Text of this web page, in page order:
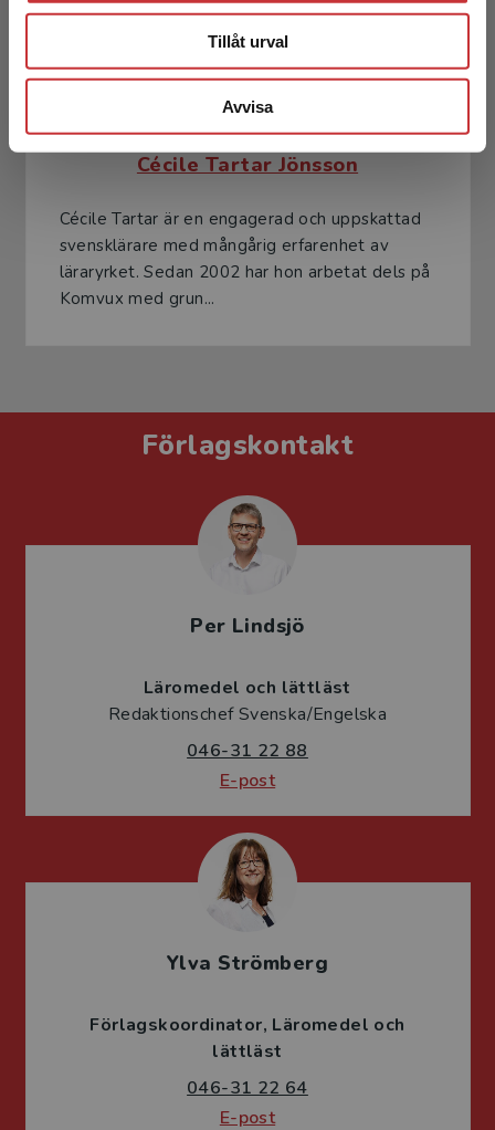
Tillåt urval
Avvisa
Cécile Tartar Jönsson
Cécile Tartar är en engagerad och uppskattad
svensklärare med mångårig erfarenhet av
läraryrket. Sedan 2002 har hon arbetat dels på
Komvux med grun...
Förlagskontakt
Per Lindsjö
Läromedel och lättläst
Redaktionschef Svenska/Engelska
046-31 22 88
E-post
Ylva Strömberg
Förlagskoordinator Läromedel och
lättläst
046-31 22 64
E-post